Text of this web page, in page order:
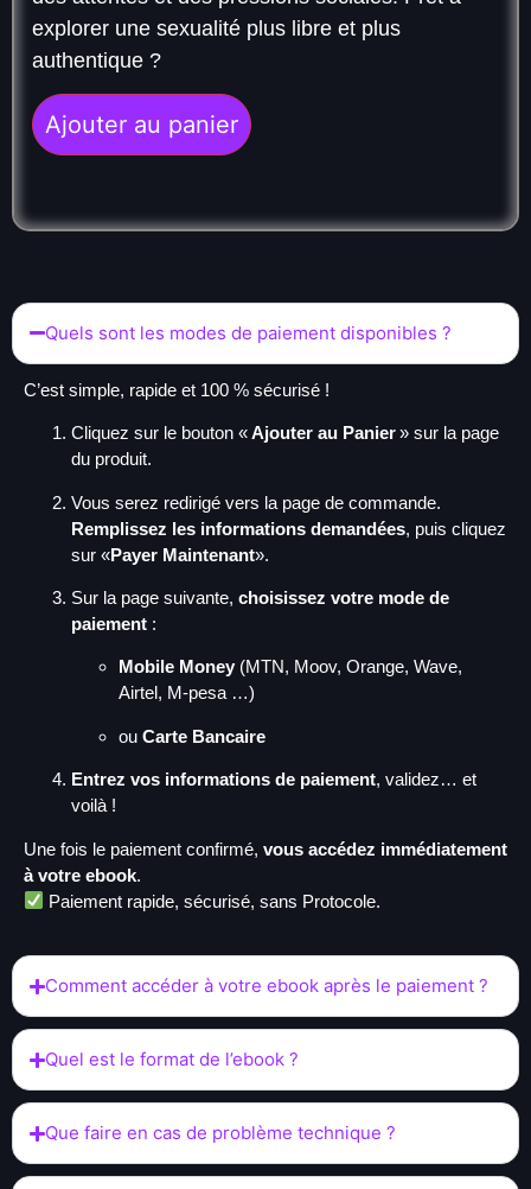
explorer une sexualité plus libre et plus
authentique ?
Ajouter au panier
Quels sont les modes de paiement disponibles ?
C’est simple, rapide et 100 % sécurisé !
Cliquez sur le bouton «Ajouter au Panier» sur la page
du produit.
Vous serez redirigé vers la page de commande.
Remplissez les informations demandées, puis cliquez
sur «Payer Maintenant».
Sur la page suivante, choisissez votre mode de
paiement :
Mobile Money (MTN, Moov, Orange, Wave,
Airtel, M-pesa …)
ou Carte Bancaire
Entrez vos informations de paiement, validez… et
voilà !
Une fois le paiement confirmé, vous accédez immédiatement
à votre ebook.
Paiement rapide, sécurisé, sans Protocole.
Comment accéder à votre ebook après le paiement ?
Quel est le format de l’ebook ?
Que faire en cas de problème technique ?